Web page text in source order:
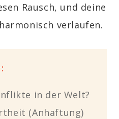
Rausch, und deine
verlaufen.
in der Welt?
(Anhaftung)